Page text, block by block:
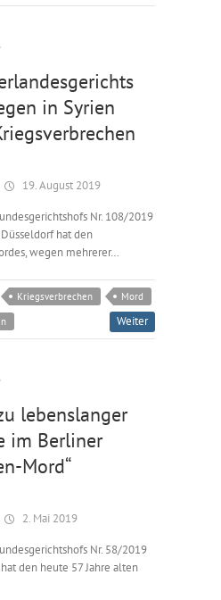
in Syrien
19. August 2019
Nr. 108/2019
hat den
wegen mehrerer…
Kriegsverbrechen
Mord
Weiter
lebenslanger
im Berliner
Mord“
2. Mai 2019
Nr. 58/2019
den heute 57 Jahre alten